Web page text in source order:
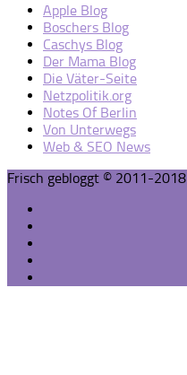
Apple Blog
Boschers Blog
Caschys Blog
Der Mama Blog
Die Väter-Seite
Netzpolitik.org
Notes Of Berlin
Von Unterwegs
Web & SEO News
Frisch gebloggt © 2011-2018